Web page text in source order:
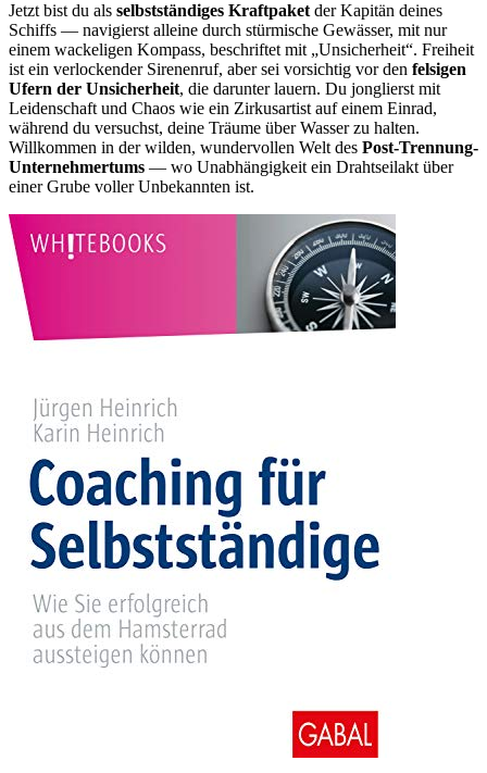
Jetzt bist du als selbstständiges Kraftpaket der Kapitän deines
Schiffs — navigierst alleine durch stürmische Gewässer, mit nur
einem wackeligen Kompass, beschriftet mit „Unsicherheit“. Freiheit
ist ein verlockender Sirenenruf, aber sei vorsichtig vor den felsigen
Ufern der Unsicherheit, die darunter lauern. Du jonglierst mit
Leidenschaft und Chaos wie ein Zirkusartist auf einem Einrad,
während du versuchst, deine Träume über Wasser zu halten.
Willkommen in der wilden, wundervollen Welt des Post-Trennung-
Unternehmertums — wo Unabhängigkeit ein Drahtseilakt über
einer Grube voller Unbekannten ist.